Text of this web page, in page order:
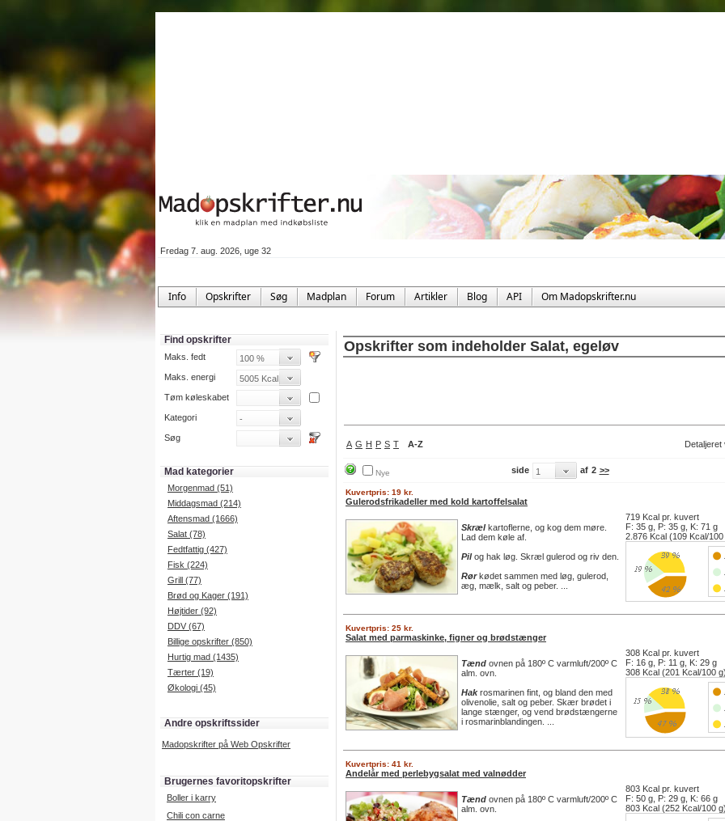
Fredag 7. aug. 2026, uge 32
Info Opskrifter Søg Madplan Forum Artikler Blog API Om Madopskrifter.nu
Find opskrifter
Maks. fedt
Maks. energi
Tøm køleskabet
Kategori
Søg
Mad kategorier
Morgenmad (51)
Middagsmad (214)
Aftensmad (1666)
Salat (78)
Fedtfattig (427)
Fisk (224)
Grill (77)
Brød og Kager (191)
Højtider (92)
DDV (67)
Billige opskrifter (850)
Hurtig mad (1435)
Tærter (19)
Økologi (45)
Andre opskriftssider
Madopskrifter på Web Opskrifter
Brugernes favoritopskrifter
Boller i karry
Chili con carne
Opskrifter som indeholder Salat, egeløv
A G H P S T A-Z Detaljeret
Nye side af 2 >>
Kuvertpris: 19 kr.
Gulerodsfrikadeller med kold kartoffelsalat
Skrælkartoflerne, og kog dem møre.
Lad dem køle af.
Pilog hak løg. Skræl gulerod og riv den.
Rørkødet sammen med løg, gulerod,
æg, mælk, salt og peber. ...
719 Kcal pr. kuvert
F: 35 g, P: 35 g, K: 71 g
2.876 Kcal (109 Kcal/100
Kuvertpris: 25 kr.
Salat med parmaskinke, figner og brødstænger
Tænd ovnen på 180º C varmluft/200º C
alm. ovn.
Hakrosmarinen fint, og bland den med
olivenolie, salt og peber. Skær brødet i
lange stænger, og vend brødstængerne
i rosmarinblandingen. ...
308 Kcal pr. kuvert
F: 16 g, P: 11 g, K: 29 g
308 Kcal (201 Kcal/100 g)
Kuvertpris: 41 kr.
Andelår med perlebygsalat med valnødder
Tænd ovnen på 180º C varmluft/200º C
alm. ovn.
803 Kcal pr. kuvert
F: 50 g, P: 29 g, K: 66 g
803 Kcal (252 Kcal/100 g)